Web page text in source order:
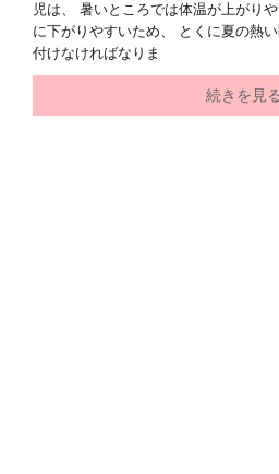
児は、 暑いところでは体温が上がり
に下がりやすいため、 とくに夏の熱
付けなければなりま
続きを見る